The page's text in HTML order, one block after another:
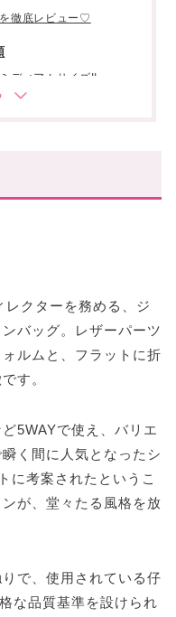
徹底レビュー♡
ディアムサイズ!!
スモールサイズ!
!
クターを務める、ジ
バッグ。レザーパーツ
ルムと、フラットに折
す。
5WAYで使え、バリエ
く間に人気となったシ
に考案されたというこ
が、堂々たる風格を放
で、使用されている仔
な品質基準を設けられ